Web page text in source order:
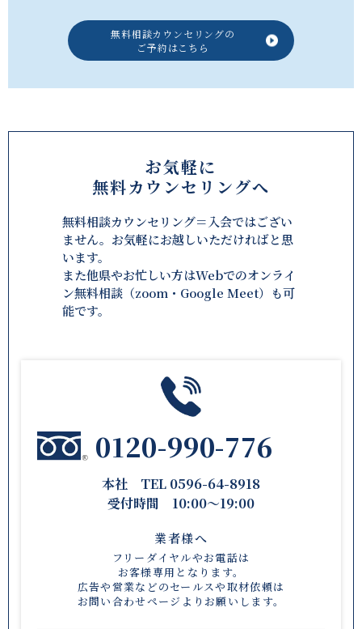
無料相談カウンセリングの
ご予約はこちら
お気軽に
無料カウンセリングへ
無料相談カウンセリング＝入会ではござい
ません。お気軽にお越しいただければと思
います。
また他県やお忙しい方はWebでのオンライ
ン無料相談（zoom・Google Meet）も可
能です。
0120-990-776
本社 TEL 0596-64-8918
受付時間 10:00〜19:00
業者様へ
フリーダイヤルやお電話は
お客様専用となります。
広告や営業などのセールスや取材依頼は
お問い合わせページ よりお願いします。